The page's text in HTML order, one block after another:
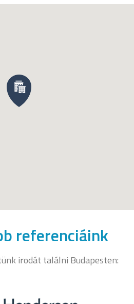
referenciáink
irodát találni Budapesten: